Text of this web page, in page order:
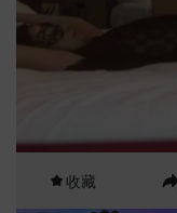
收藏